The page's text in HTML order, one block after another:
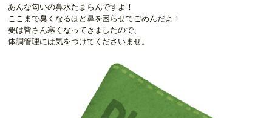
あんな匂いの鼻水たまらんですよ！
ここまで臭くなるほど鼻を困らせてごめんだよ！
要は皆さん寒くなってきましたので、
体調管理には気をつけてくださいませ。